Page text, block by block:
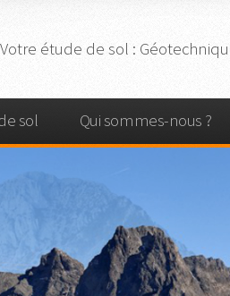
Votre étude de sol :
sol Qui sommes-nous ?